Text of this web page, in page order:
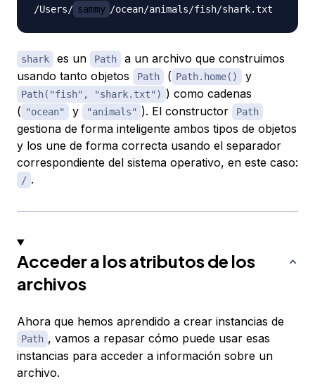
/Users/ sammy
shark es un Path
a un archivo que construimos
usando tanto objetos
Path ( Path.home() y
Path("fish", "shark.txt") ) como cadenas
( "ocean" y "animals" ). El constructor Path
gestiona de forma inteligente ambos tipos de objetos
y los une de forma correcta usando el separador
correspondiente del sistema operativo, en este caso:
/ .
Acceder a los atributos de los
archivos
Ahora que hemos aprendido a crear instancias de
Path , vamos a repasar cómo puede usar esas
instancias para acceder a información sobre un
archivo.